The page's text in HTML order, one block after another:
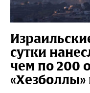
сутки
чем по 200